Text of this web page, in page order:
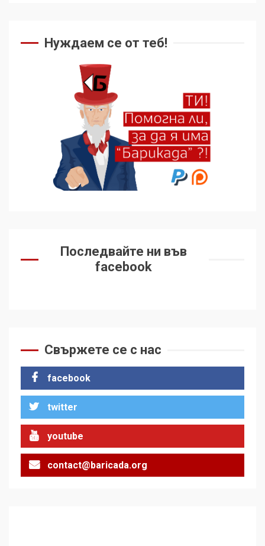
Нуждаем се от теб!
Последвайте ни във
facebook
Свържете се с нас
facebook
twitter
youtube
contact@baricada.org